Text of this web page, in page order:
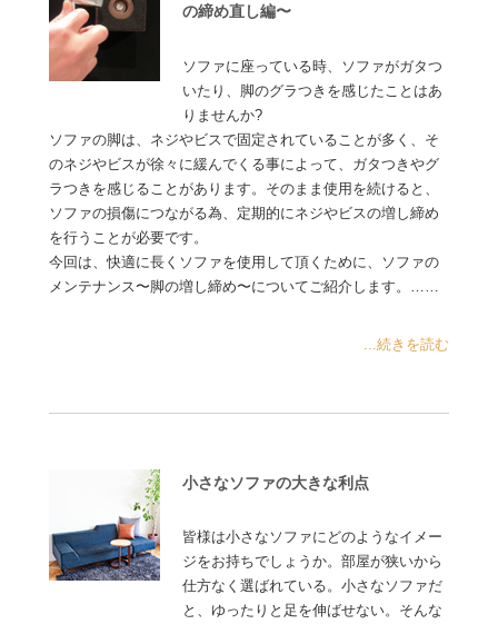
の締め直し編〜
ソファに座っている時、ソファがガタつ
いたり、脚のグラつきを感じたことはあ
りませんか?
ソファの脚は、ネジやビスで固定されていることが多く、そ
のネジやビスが徐々に緩んでくる事によって、ガタつきやグ
ラつきを感じることがあります。そのまま使用を続けると、
ソファの損傷につながる為、定期的にネジやビスの増し締め
を行うことが必要です。
今回は、快適に長くソファを使用して頂くために、ソファの
メンテナンス〜脚の増し締め〜についてご紹介します。……
...続きを読む
小さなソファの大きな利点
皆様は小さなソファにどのようなイメー
ジをお持ちでしょうか。部屋が狭いから
仕方なく選ばれている。小さなソファだ
と、ゆったりと足を伸ばせない。そんな